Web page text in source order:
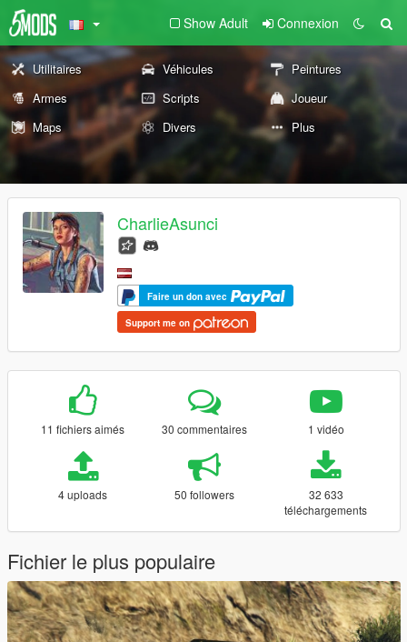
Show Adult Connexion
Utilitaires Véhicules
Peintures
Armes
Scripts
Joueur
Maps
Divers Plus
CharlieAsunci
Faire un don avec
Support me on
11 fichiers aimés 30 commentaires 1 vidéo
4 uploads 50 followers
32 633
téléchargements
Fichier le plus populaire